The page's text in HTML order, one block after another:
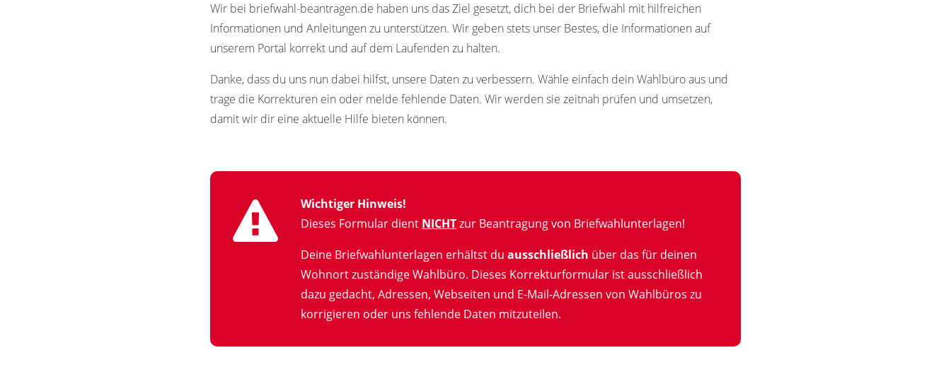
Wir bei briefwahl-beantragen.de haben uns das Ziel gesetzt, dich bei der Briefwahl mit hilfreichen
Informationen und Anleitungen zu unterstützen. Wir geben stets unser Bestes, die Informationen auf
unserem Portal korrekt und auf dem Laufenden zu halten.
Danke, dass du uns nun dabei hilfst, unsere Daten zu verbessern. Wähle einfach dein Wahlbüro aus und
trage die Korrekturen ein oder melde fehlende Daten. Wir werden sie zeitnah prüfen und umsetzen,
damit wir dir eine aktuelle Hilfe bieten können.
Wichtiger Hinweis!
Dieses Formular dient NICHTzur Beantragung von Briefwahlunterlagen!
Deine Briefwahlunterlagen erhältst du ausschließlich über das für deinen
Wohnort zuständige Wahlbüro. Dieses Korrekturformular ist ausschließlich
dazu gedacht, Adressen, Webseiten und E-Mail-Adressen von Wahlbüros zu
korrigieren oder uns fehlende Daten mitzuteilen.